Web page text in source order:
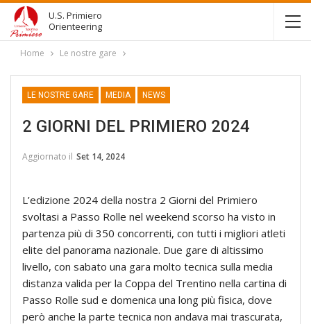
U.S. Primiero
Orienteering
Home Le nostre gare
LE NOSTRE GARE MEDIA NEWS
2 GIORNI DEL PRIMIERO 2024
Aggiornato il Set 14, 2024
L’edizione 2024 della nostra 2 Giorni del Primiero
svoltasi a Passo Rolle nel weekend scorso ha visto in
partenza più di 350 concorrenti, con tutti i migliori atleti
elite del panorama nazionale. Due gare di altissimo
livello, con sabato una gara molto tecnica sulla media
distanza valida per la Coppa del Trentino nella cartina di
Passo Rolle sud e domenica una long più fisica, dove
però anche la parte tecnica non andava mai trascurata,